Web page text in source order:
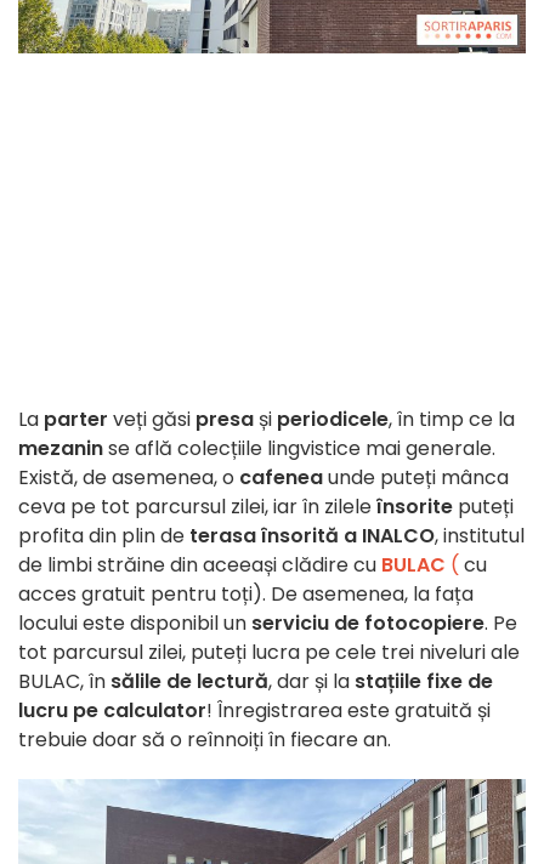
La parter veți găsi presa și periodicele, în timp ce la
mezaninse află colecțiile lingvistice mai generale.
Există, de asemenea, o cafeneaunde puteți mânca
ceva pe tot parcursul zilei, iar în zileleînsorite puteți
profita din plin de terasa însorită a INALCO, institutul
de limbi străine din aceeași clădire cu BULAC ( cu
acces gratuit pentru toți). De asemenea, la fața
locului este disponibil un serviciu de fotocopiere. Pe
tot parcursul zilei, puteți lucra pe cele trei niveluri ale
BULAC, în sălile de lectură, dar și la stațiile fixe de
lucru pe calculator! Înregistrarea este gratuită și
trebuie doar să o reînnoiți în fiecare an.